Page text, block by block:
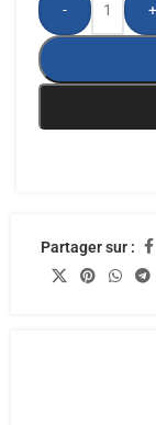
- +
Partager sur :